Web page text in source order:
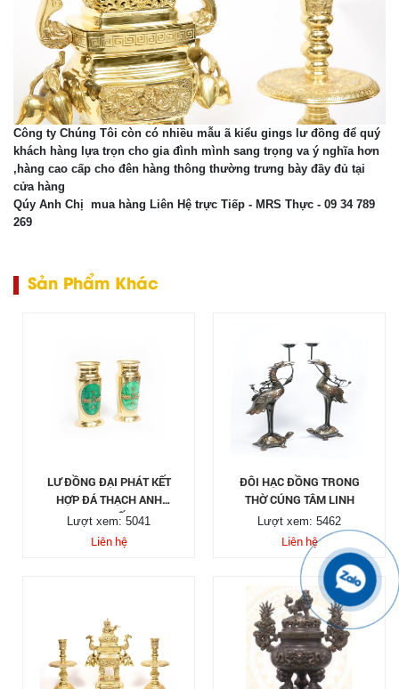
Công ty Chúng Tôi còn có nhiều mẫu ã kiểu gings lư đồng để quý
khách hàng lựa trọn cho gia đình mình sang trọng va ý nghĩa hơn
,hàng cao cấp cho đên hàng thông thường trưng bày đầy đủ tại
cửa hàng
Qúy Anh Chị mua hàng Liên Hệ trực Tiếp - MRS Thực - 09 34 789
269
Sản Phẩm Khác
LƯ ĐỒNG ĐẠI PHÁT KẾT
HỢP ĐÁ THẠCH ANH
CAO CẤP
Lượt xem: 5041
Liên hệ
ĐÔI HẠC ĐỒNG TRONG
THỜ CÚNG TÂM LINH
Lượt xem: 5462
Liên hệ